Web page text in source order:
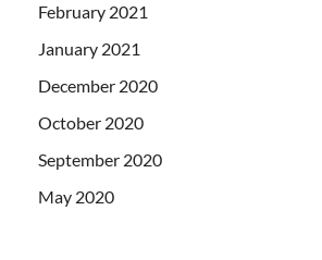
February 2021
January 2021
December 2020
October 2020
September 2020
May 2020